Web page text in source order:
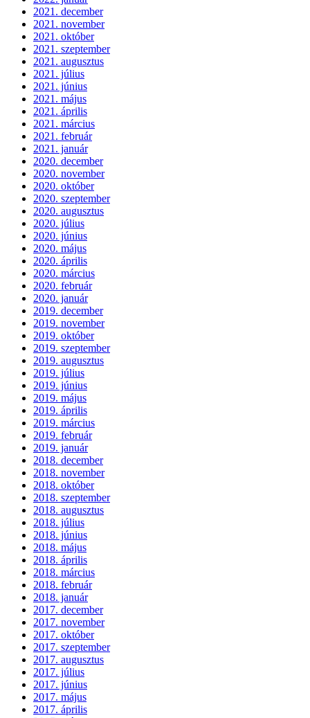
2021. december
2021. november
2021. október
2021. szeptember
2021. augusztus
2021. július
2021. június
2021. május
2021. április
2021. március
2021. február
2021. január
2020. december
2020. november
2020. október
2020. szeptember
2020. augusztus
2020. július
2020. június
2020. május
2020. április
2020. március
2020. február
2020. január
2019. december
2019. november
2019. október
2019. szeptember
2019. augusztus
2019. július
2019. június
2019. május
2019. április
2019. március
2019. február
2019. január
2018. december
2018. november
2018. október
2018. szeptember
2018. augusztus
2018. július
2018. június
2018. május
2018. április
2018. március
2018. február
2018. január
2017. december
2017. november
2017. október
2017. szeptember
2017. augusztus
2017. július
2017. június
2017. május
2017. április